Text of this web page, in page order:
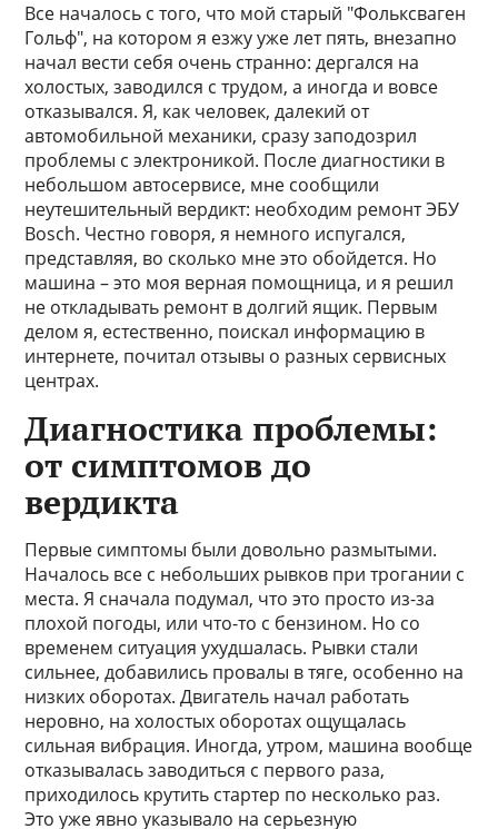
Все началось с того, что мой старый "Фольксваген
Гольф", на котором я езжу уже лет пять, внезапно
начал вести себя очень странно: дергался на
холостых, заводился с трудом, а иногда и вовсе
отказывался. Я, как человек, далекий от
автомобильной механики, сразу заподозрил
проблемы с электроникой. После диагностики в
небольшом автосервисе, мне сообщили
неутешительный вердикт: необходим ремонт ЭБУ
Bosch. Честно говоря, я немного испугался,
представляя, во сколько мне это обойдется. Но
машина – это моя верная помощница, и я решил
не откладывать ремонт в долгий ящик. Первым
делом я, естественно, поискал информацию в
интернете, почитал отзывы о разных сервисных
центрах.
Диагностика проблемы:
от симптомов до
вердикта
Первые симптомы были довольно размытыми.
Началось все с небольших рывков при трогании с
места. Я сначала подумал, что это просто из-за
плохой погоды, или что-то с бензином. Но со
временем ситуация ухудшалась. Рывки стали
сильнее, добавились провалы в тяге, особенно на
низких оборотах. Двигатель начал работать
неровно, на холостых оборотах ощущалась
сильная вибрация. Иногда, утром, машина вообще
отказывалась заводиться с первого раза,
приходилось крутить стартер по несколько раз.
Это уже явно указывало на серьезную